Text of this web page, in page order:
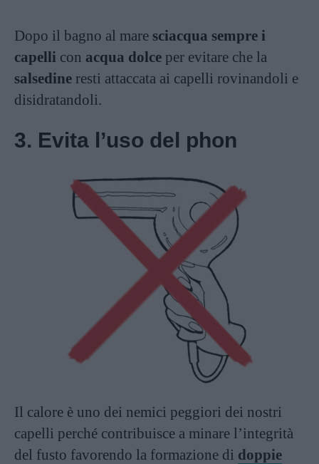
Dopo il bagno al mare sciacqua sempre i
capelli con acqua dolce per evitare che la
salsedine resti attaccata ai capelli rovinandoli e
disidratandoli.
3. Evita l’uso del phon
Il calore è uno dei nemici peggiori dei nostri
capelli perché contribuisce a minare l’integrità
del fusto favorendo la formazione di doppie